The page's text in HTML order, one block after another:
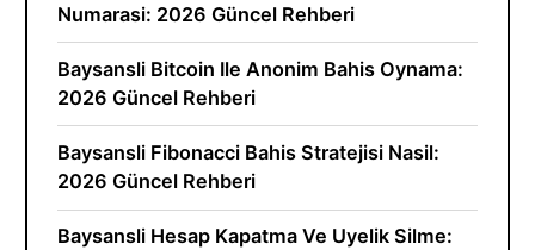
Numarasi: 2026 Güncel Rehberi
Baysansli Bitcoin Ile Anonim Bahis Oynama:
2026 Güncel Rehberi
Baysansli Fibonacci Bahis Stratejisi Nasil:
2026 Güncel Rehberi
Baysansli Hesap Kapatma Ve Uyelik Silme: